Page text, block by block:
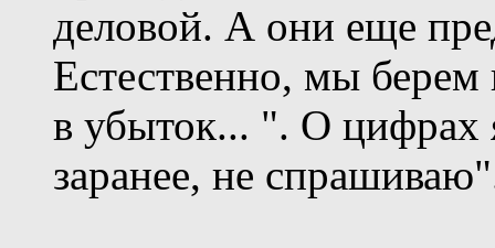
деловой. А они еще
Естественно, мы берем
в убыток... ". О цифрах
заранее, не